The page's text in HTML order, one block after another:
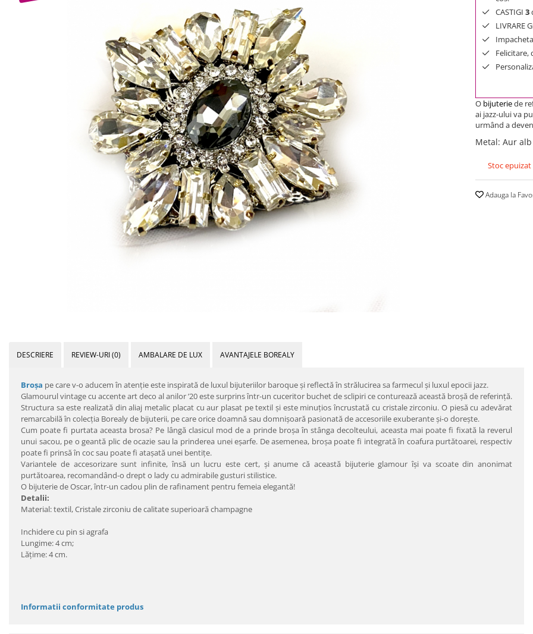
CASTIGI 3
LIVRARE
Felicitare,
O bijuteriede
ai jazz-ului va
urmând a
Metal: Aur alb
Stoc epuizat
Adauga la
DESCRIERE REVIEW-URI(0) AMBALARE DE LUX AVANTAJELE BOREALY
Broşa pe care v-o aducem în atenţie este inspirată de luxul bijuteriilor baroque şi reflectă în strălucirea sa farmecul şi luxul epocii jazz.
Glamourul vintage cu accente art deco al anilor ’20 este surprins într-un cuceritor buchet de sclipiri ce conturează această broşă de referinţă.
Structura sa este realizată din aliaj metalic placat cu aur plasat pe textil şi este minuţios încrustată cu cristale zirconiu. O piesă cu adevărat
remarcabilă în colecţia Borealy de bijuterii, pe care orice doamnă sau domnişoară pasionată de accesoriile exuberante şi-o doreşte.
Cum poate fi purtata aceasta brosa? Pe lângă clasicul mod de a prinde broşa în stânga decolteului, aceasta mai poate fi fixată la reverul
unui sacou, pe o geantă plic de ocazie sau la prinderea unei eşarfe. De asemenea, broşa poate fi integrată în coafura purtătoarei, respectiv
poate fi prinsă în coc sau poate fi ataşată unei bentiţe.
Variantele de accesorizare sunt infinite, însă un lucru este cert, şi anume că această bijuterie glamour îşi va scoate din anonimat
purtătoarea, recomandând-o drept o lady cu admirabile gusturi stilistice.
O bijuterie de Oscar, într-un cadou plin de rafinament pentru femeia elegantă!
Detalii:
Material: textil, Cristale zirconiu de calitate superioară champagne
Inchidere cu pin si agrafa
Lungime: 4 cm;
Lăţime: 4 cm.
Informatii conformitate produs